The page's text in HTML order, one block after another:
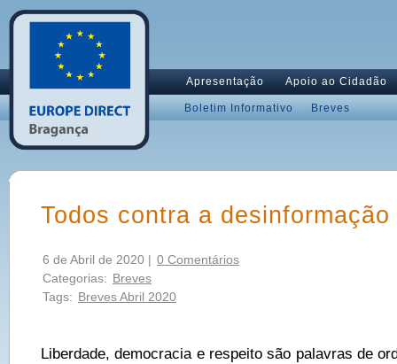
Apresentação Apoio ao Cidadão
Boletim Informativo Breves
Todos contra a desinformação
6 de Abril de 2020 | 0 Comentários
Categorias: Breves
Tags: Breves Abril 2020
Liberdade, democracia e respeito são palavras de